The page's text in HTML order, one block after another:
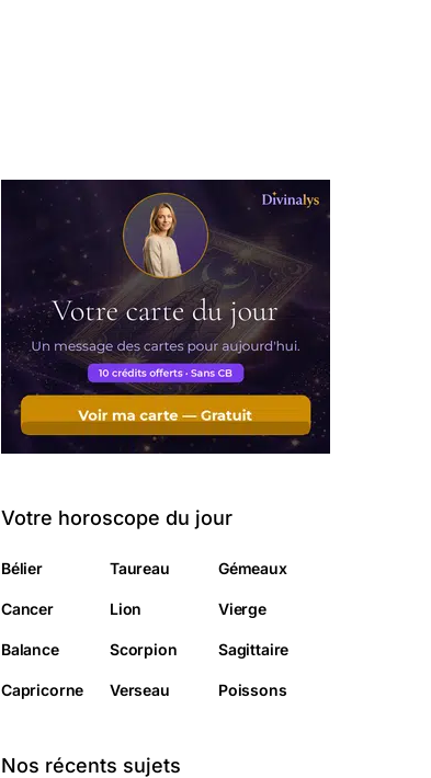
Votre horoscope du jour
Bélier Taureau Gémeaux
Cancer Lion Vierge
Balance Scorpion Sagittaire
Capricorne Verseau Poissons
Nos récents sujets